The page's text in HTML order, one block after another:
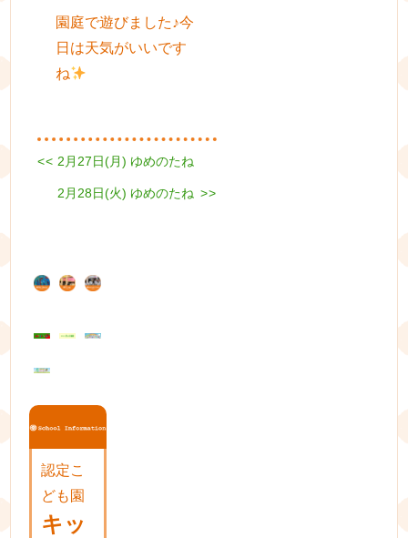
園庭で遊びました♪今
日は天気がいいです
ね
投
稿
ゲ
ー
ョ
Previous
<< 2月27日(月) ゆめのたね
Next
2月28日(火) ゆめのたね >>
認定こ
ども園
キッ